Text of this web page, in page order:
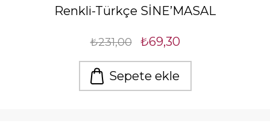
Renkli-Türkçe SİNE’MASAL
₺231,00 ₺69,30
Sepete ekle